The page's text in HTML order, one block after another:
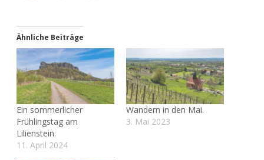
Ähnliche Beiträge
Ein sommerlicher
Frühlingstag am
Lilienstein.
11. April 2024
Wandern in den Mai.
3. Mai 2023